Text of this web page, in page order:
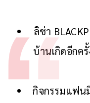
ลิซ่า
บ้านเกิดอีกค
กิจกรรมแฟน